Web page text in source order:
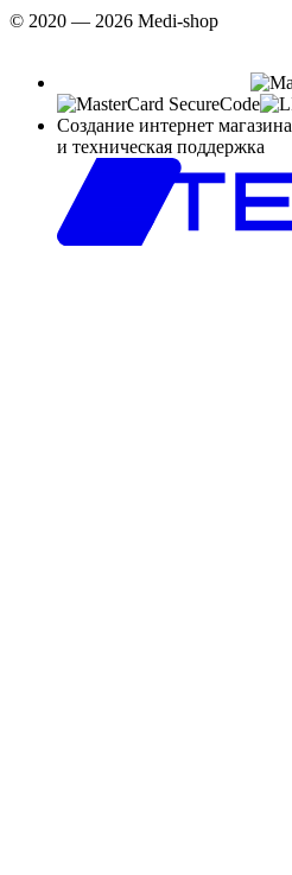
© 2020 — 2026 Medi-shop
Создание интернет магазина
и техническая поддержка